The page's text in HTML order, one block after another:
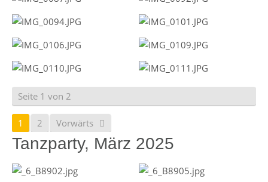
Seite 1 von 2
1 2 Vorwärts
Tanzparty, März 2025